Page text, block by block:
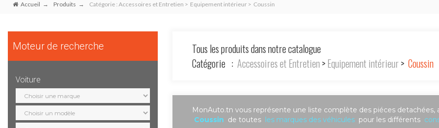
Accueil Produits Catégorie : Accessoires et Entretien > Equipement intérieur > Coussin
Moteur de recherche
Voiture
Sélection
marque
Sélection
modèle
Sélection
Tous les produits dans notre catalogue
Catégorie : Accessoires et Entretien >Equipement intérieur >Coussin
MonAuto.tn vous représente une liste complète des piéces
Coussin de toutes les marques des véhiculespour les différents